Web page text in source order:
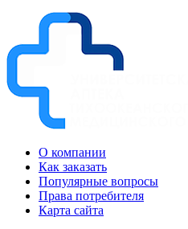
О компании
Как заказать
Популярные вопросы
Права потребителя
Карта сайта